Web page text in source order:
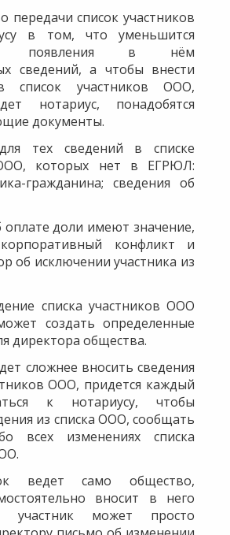
передачи список участников
в том, что уменьшится
появления в нём
сведений, а чтобы внести
список участников ООО,
нотариус, понадобятся
документы.
тех сведений в списке
которых нет в ЕГРЮЛ:
гражданина; сведения об
оплате доли имеют значение,
конфликт и
об исключении участника из
списка участников ООО
создать определенные
директора общества.
сложнее вносить сведения
ООО, придется каждый
к нотариусу, чтобы
из списка ООО, сообщать
всех изменениях списка
ведет само общество,
вносит в него
участник может просто